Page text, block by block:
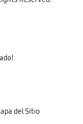
del Sitio